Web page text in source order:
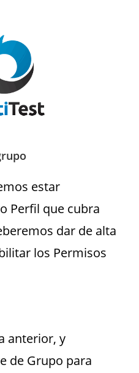
estar
Perfil que cubra
dar de alta
los Permisos
anterior, y
de Grupo para